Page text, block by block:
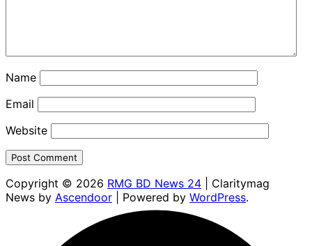
Name
Email
Website
Copyright © 2026 RMG BD News 24 | Claritymag
News by Ascendoor | Powered by WordPress.